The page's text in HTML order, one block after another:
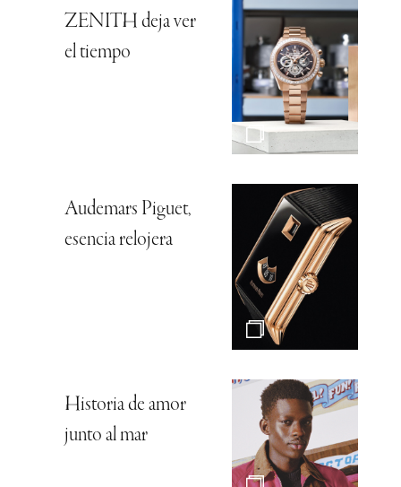
ZENITH deja ver
el tiempo
Audemars Piguet,
esencia relojera
Historia de amor
junto al mar